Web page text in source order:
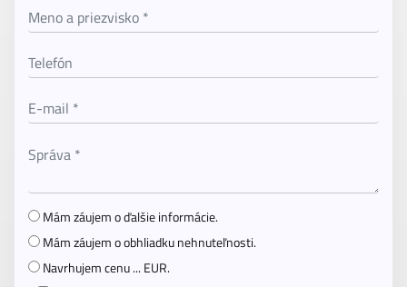
Mám záujem o ďalšie informácie.
Mám záujem o obhliadku nehnuteľnosti.
Navrhujem cenu ... EUR.